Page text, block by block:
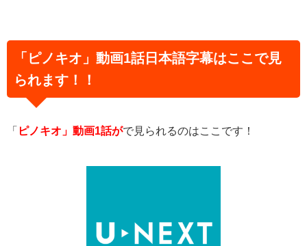
「ピノキオ」動画1話日本語字幕はここで見
られます！！
「 ピノキオ」動画1話がで見られるのはここです！